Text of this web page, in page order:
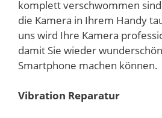
komplett verschwommen
die Kamera in Ihrem Handy
uns wird Ihre Kamera
damit Sie wieder
Smartphone machen können.
Vibration Reparatur